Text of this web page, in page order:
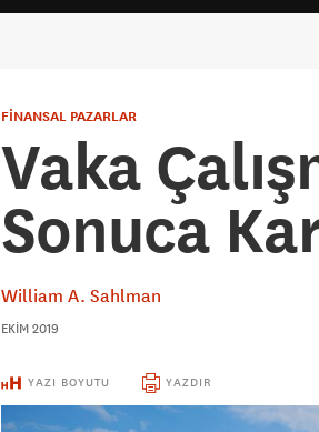
FİNANSAL PAZARLAR
Vaka
Sonuca
William A. Sahlman
EKIM 2019
YAZI BOYUTU YAZDIR